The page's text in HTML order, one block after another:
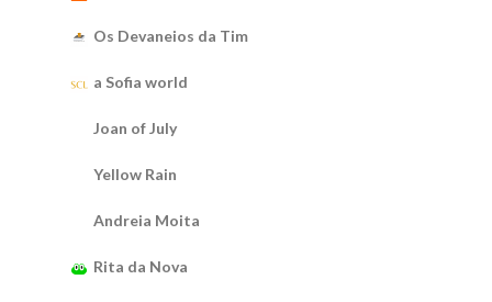
Os Devaneios da Tim
a Sofia world
Joan of July
Yellow Rain
Andreia Moita
Rita da Nova